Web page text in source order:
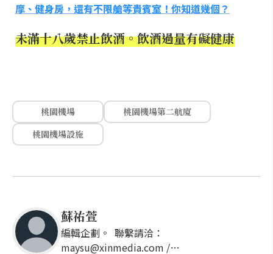
摩、健身房，還有不限艙等貴賓室！你知道幾個？
未滿十八歲禁止飲酒。飲酒過量有礙健康
桃園機場
桃園機場第二航廈
桃園機場設施
蘇祐萱
編輯企劃。 聯繫請洽：
maysu@xinmedia.com /